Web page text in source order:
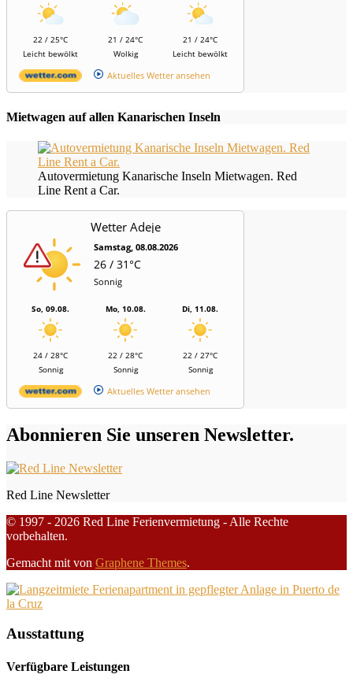
22 / 25°C
Leicht bewölkt
21 / 24°C
Wolkig
21 / 24°C
Leicht bewölkt
Aktuelles Wetter ansehen
Mietwagen auf allen Kanarischen Inseln
Autovermietung Kanarische Inseln Mietwagen. Red
Line Rent a Car.
Wetter Adeje
Samstag, 08.08.2026
26 / 31°C
Sonnig
So, 09.08.
24 / 28°C
Sonnig
Mo, 10.08.
22 / 28°C
Sonnig
Di, 11.08.
22 / 27°C
Sonnig
Aktuelles Wetter ansehen
Abonnieren Sie unseren Newsletter.
Red Line Newsletter
© 1997 - 2026 Red Line Ferienvermietung - Alle Rechte
vorbehalten.
Gemacht mit von Graphene Themes.
Ausstattung
Verfügbare Leistungen